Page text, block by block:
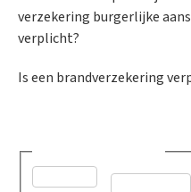
verzekering burgerlijke
verplicht?
Is een brandverzekering